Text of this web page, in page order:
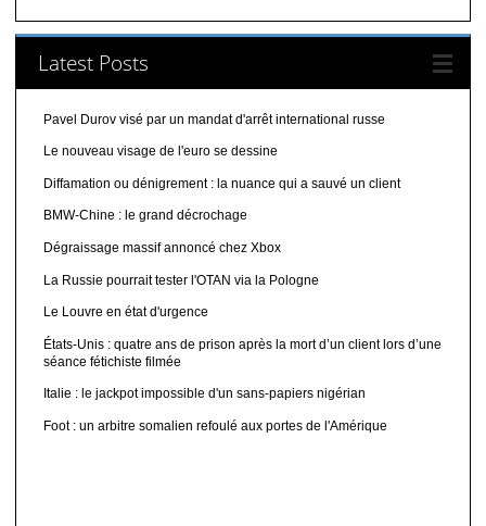
Latest Posts
Pavel Durov visé par un mandat d'arrêt international russe
Le nouveau visage de l'euro se dessine
Diffamation ou dénigrement : la nuance qui a sauvé un client
BMW-Chine : le grand décrochage
Dégraissage massif annoncé chez Xbox
La Russie pourrait tester l'OTAN via la Pologne
Le Louvre en état d'urgence
États-Unis : quatre ans de prison après la mort d’un client lors d’une
séance fétichiste filmée
Italie : le jackpot impossible d'un sans-papiers nigérian
Foot : un arbitre somalien refoulé aux portes de l'Amérique